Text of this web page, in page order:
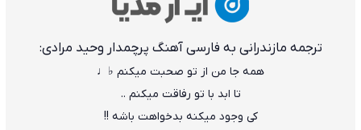
ترجمه مازندرانی به فارسی آهنگ پرچمدار وحید مرادی:
همه جا من از تو صحبت میکنم ♭♩
تا ابد با تو رفاقت میکنم ..
کی وجود میکنه بدخواهت باشه !!